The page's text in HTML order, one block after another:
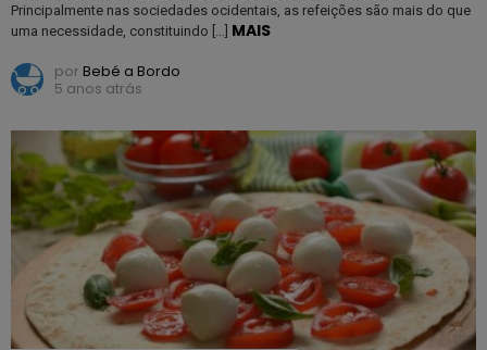
Principalmente nas sociedades ocidentais, as refeições são mais do que
uma necessidade, constituindo […] MAIS
por Bebé a Bordo
5 anos atrás